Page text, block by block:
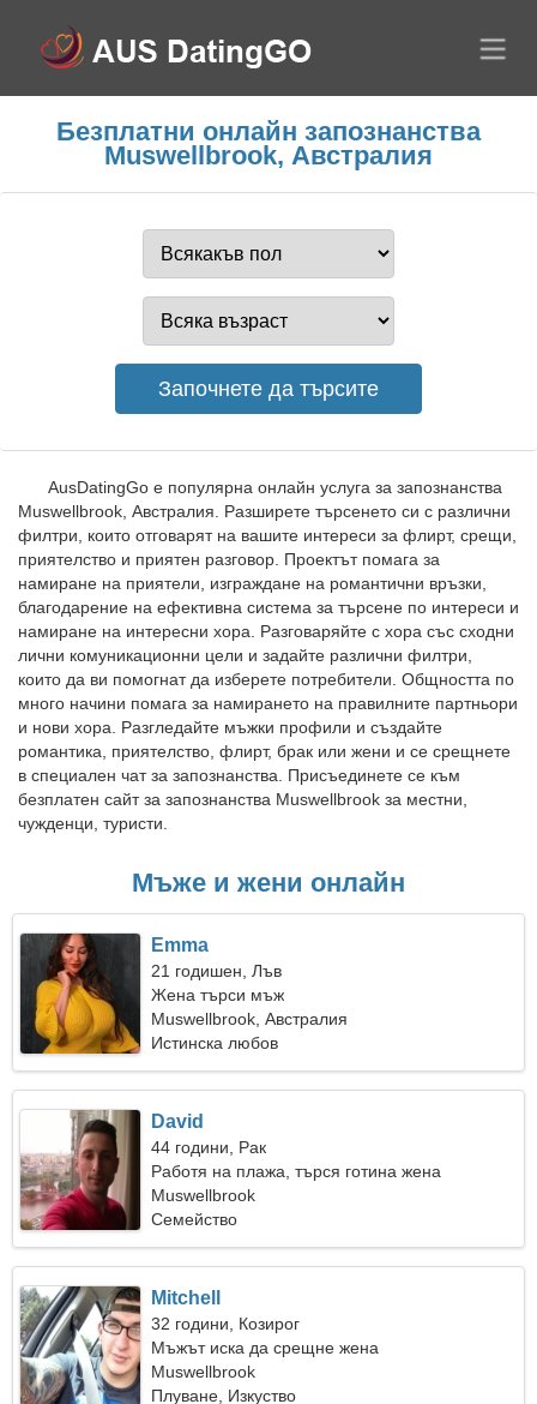
Безплатни онлайн запознанства
Muswellbrook, Австралия
AusDatingGo е популярна онлайн услуга за запознанства
Muswellbrook, Австралия. Разширете търсенето си с различни
филтри, които отговарят на вашите интереси за флирт, срещи,
приятелство и приятен разговор. Проектът помага за
намиране на приятели, изграждане на романтични връзки,
благодарение на ефективна система за търсене по интереси и
намиране на интересни хора. Разговаряйте с хора със сходни
лични комуникационни цели и задайте различни филтри,
които да ви помогнат да изберете потребители. Общността по
много начини помага за намирането на правилните партньори
и нови хора. Разгледайте мъжки профили и създайте
романтика, приятелство, флирт, брак или жени и се срещнете
в специален чат за запознанства. Присъединете се към
безплатен сайт за запознанства Muswellbrook за местни,
чужденци, туристи.
Мъже и жени онлайн
Emma
21 годишен, Лъв
Жена търси мъж
Muswellbrook, Австралия
Истинска любов
David
44 години, Рак
Работя на плажа, търся готина жена
Muswellbrook
Семейство
Mitchell
32 години, Козирог
Мъжът иска да срещне жена
Muswellbrook
Плуване, Изкуство